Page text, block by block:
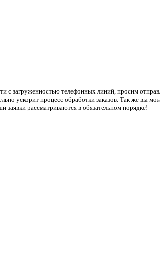
с загруженностью телефонных линий, просим
ускорит процесс обработки заказов. Так же вы
заявки рассматриваются в обязательном порядке!